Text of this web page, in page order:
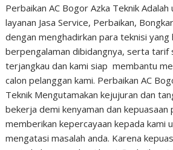
Perbaikan AC Bogor Azka Teknik Adalah
layanan Jasa Service, Perbaikan,
dengan menghadirkan para teknisi yang
berpengalaman dibidangnya, serta tarif
terjangkau dan kami siap membantu
calon pelanggan kami. Perbaikan AC
Teknik Mengutamakan kejujuran dan
bekerja demi kenyaman dan kepuasaan
memberikan kepercayaan kepada kami
mengatasi masalah anda. Karena